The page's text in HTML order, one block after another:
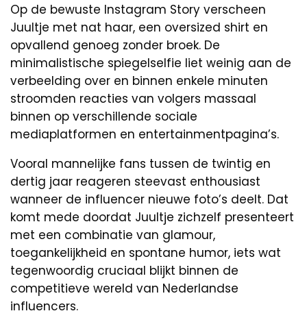
Op de bewuste Instagram Story verscheen
Juultje met nat haar, een oversized shirt en
opvallend genoeg zonder broek. De
minimalistische spiegelselfie liet weinig aan de
verbeelding over en binnen enkele minuten
stroomden reacties van volgers massaal
binnen op verschillende sociale
mediaplatformen en entertainmentpagina’s.
Vooral mannelijke fans tussen de twintig en
dertig jaar reageren steevast enthousiast
wanneer de influencer nieuwe foto’s deelt. Dat
komt mede doordat Juultje zichzelf presenteert
met een combinatie van glamour,
toegankelijkheid en spontane humor, iets wat
tegenwoordig cruciaal blijkt binnen de
competitieve wereld van Nederlandse
influencers.